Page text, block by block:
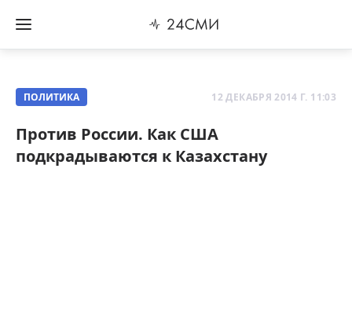
ПОЛИТИКА 12 ДЕКАБРЯ 2014 Г. 11:03
Против России. Как США
подкрадываются к Казахстану